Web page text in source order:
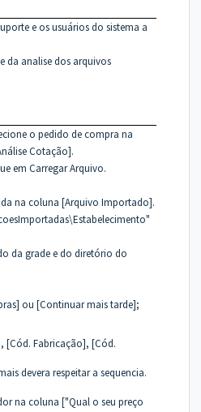
e os usuários do sistema a
da analise dos arquivos
o pedido de compra na
Cotação].
em Carregar Arquivo.
na coluna [Arquivo Importado].
da grade e do diretório do
ou [Continuar mais tarde];
[Cód. Fabricação], [Cód.
devera respeitar a sequencia.
na coluna ["Qual o seu preço